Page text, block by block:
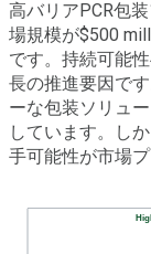
高バリアPCR包
場規模が$500
です。持続可能
長の推進要因で
ーな包装ソリュ
しています。し
手可能性が市場